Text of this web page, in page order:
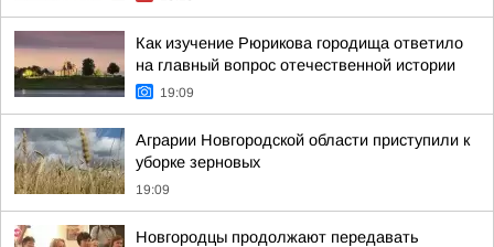
Как изучение Рюрикова городища ответило
на главный вопрос отечественной истории
19:09
Аграрии Новгородской области приступили к
уборке зерновых
19:09
Новгородцы продолжают передавать